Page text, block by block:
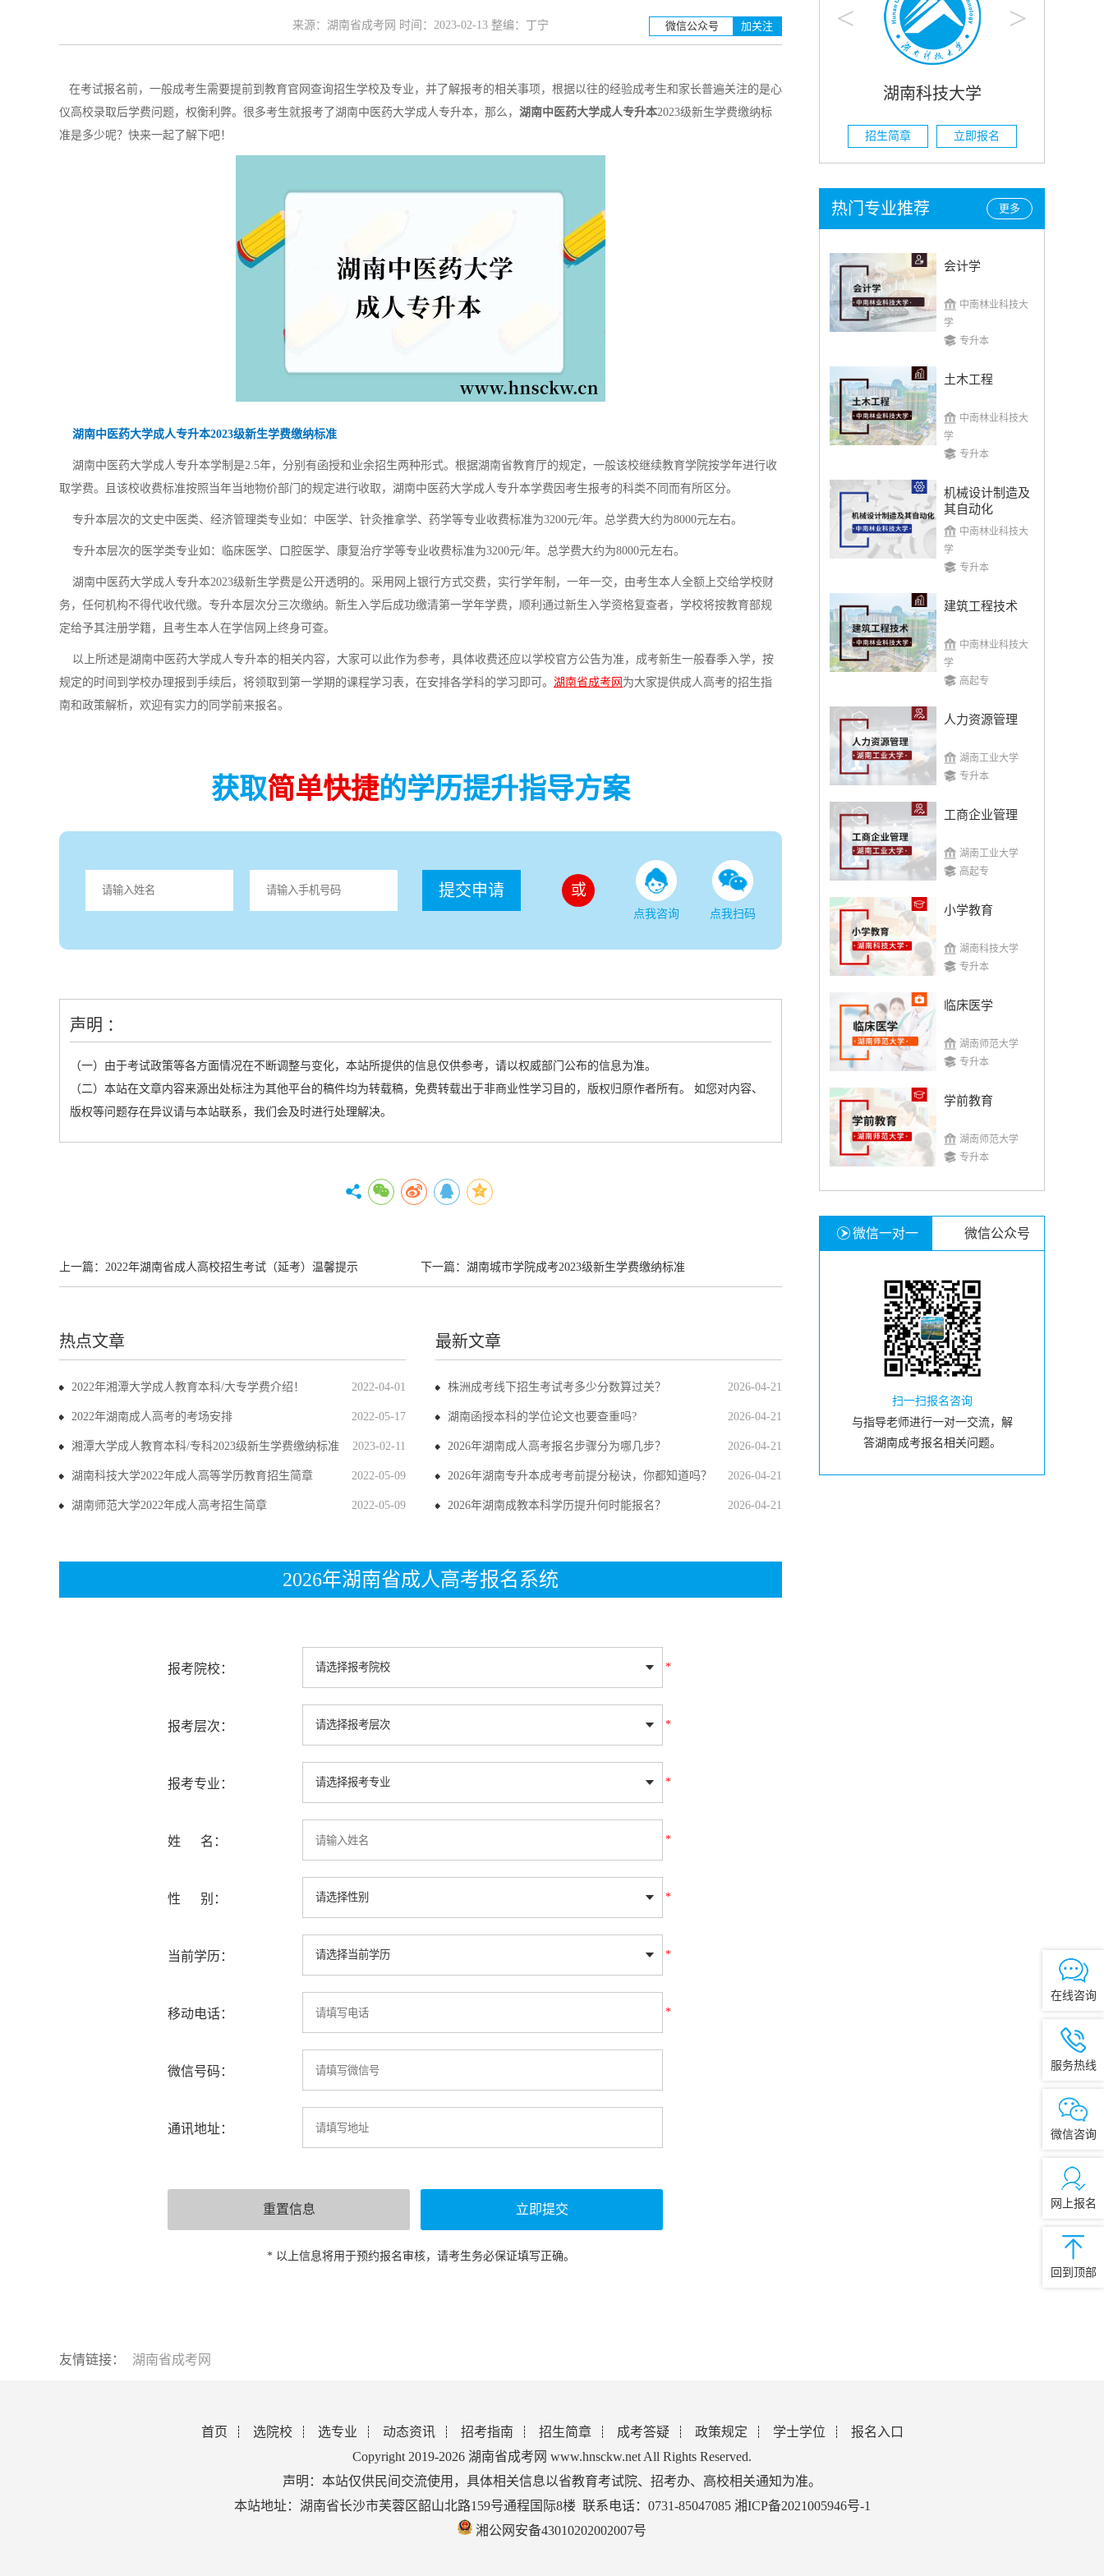
来源：湖南省成考网 时间：2023-02-13 整编：丁宁 微信公众号 加关注
在考试报名前，一般成考生需要提前到教育官网查询招生学校及专业，并了解报考的相关事项，根据以往的经验成考生和家长普遍关注的是心
仪高校录取后学费问题，权衡利弊。很多考生就报考了湖南中医药大学成人专升本，那么， 湖南中医药大学成人专升本2023级新生学费缴纳标
准是多少呢？快来一起了解下吧！
湖南中医药大学成人专升本2023级新生学费缴纳标准
湖南中医药大学成人专升本学制是2.5年，分别有函授和业余招生两种形式。根据湖南省教育厅的规定，一般该校继续教育学院按学年进行收
取学费。且该校收费标准按照当年当地物价部门的规定进行收取，湖南中医药大学成人专升本学费因考生报考的科类不同而有所区分。
专升本层次的文史中医类、经济管理类专业如：中医学、针灸推拿学、药学等专业收费标准为3200元/年。总学费大约为8000元左右。
专升本层次的医学类专业如：临床医学、口腔医学、康复治疗学等专业收费标准为3200元/年。总学费大约为8000元左右。
湖南中医药大学成人专升本2023级新生学费是公开透明的。采用网上银行方式交费，实行学年制，一年一交，由考生本人全额上交给学校财
务，任何机构不得代收代缴。专升本层次分三次缴纳。新生入学后成功缴清第一学年学费，顺利通过新生入学资格复查者，学校将按教育部规
定给予其注册学籍，且考生本人在学信网上终身可查。
以上所述是湖南中医药大学成人专升本的相关内容，大家可以此作为参考，具体收费还应以学校官方公告为准，成考新生一般春季入学，按
规定的时间到学校办理报到手续后，将领取到第一学期的课程学习表，在安排各学科的学习即可。 湖南省成考网 为大家提供成人高考的招生指
南和政策解析，欢迎有实力的同学前来报名。
获取简单快捷的学历提升指导方案
提交申请 或
点我咨询 点我扫码
声明 ：
（一）由于考试政策等各方面情况在不断调整与变化，本站所提供的信息仅供参考，请以权威部门公布的信息为准。
（二）本站在文章内容来源出处标注为其他平台的稿件均为转载稿，免费转载出于非商业性学习目的，版权归原作者所有。 如您对内容、
版权等问题存在异议请与本站联系，我们会及时进行处理解决。
上一篇： 2022年湖南省成人高校招生考试（延考）温馨提示 下一篇： 湖南城市学院成考2023级新生学费缴纳标准
热点文章
2022-04-01
2022年湘潭大学成人教育本科/大专学费介绍！
2022-05-17
2022年湖南成人高考的考场安排
2023-02-11
湘潭大学成人教育本科/专科2023级新生学费缴纳标准
2022-05-09
湖南科技大学2022年成人高等学历教育招生简章
2022-05-09
湖南师范大学2022年成人高考招生简章
最新文章
2026-04-21
株洲成考线下招生考试考多少分数算过关？
2026-04-21
湖南函授本科的学位论文也要查重吗?
2026-04-21
2026年湖南成人高考报名步骤分为哪几步？
2026-04-21
2026年湖南专升本成考考前提分秘诀，你都知道吗？
2026-04-21
2026年湖南成教本科学历提升何时能报名？
2026年湖南省成人高考报名系统
报考院校： *
报考层次： *
报考专业： *
姓 名： *
性 别： *
当前学历： *
移动电话： *
微信号码：
通讯地址：
* 以上信息将用于预约报名审核，请考生务必保证填写正确。
< >
湖南工业大学 湖南科技大学 湖南农业大学
招生简章 立即报名
更多
热门专业推荐
会计学
中南林业科技大
学
专升本
土木工程
中南林业科技大
学
专升本
机械设计制造及
其自动化
中南林业科技大
学
专升本
建筑工程技术
中南林业科技大
学
高起专
人力资源管理
湖南工业大学
专升本
工商企业管理
湖南工业大学
高起专
小学教育
湖南科技大学
专升本
临床医学
湖南师范大学
专升本
学前教育
湖南师范大学
专升本
微信一对一 微信公众号
扫一扫报名咨询
与指导老师进行一对一交流，解
答湖南成考报名相关问题。
友情链接： 湖南省成考网
首页 选院校 选专业 动态资讯 招考指南 招生简章 成考答疑 政策规定 学士学位
报名入口
Copyright 2019-2026 湖南省成考网 www.hnsckw.net All Rights Reserved.
声明：本站仅供民间交流使用，具体相关信息以省教育考试院、招考办、高校相关通知为准。
本站地址：湖南省长沙市芙蓉区韶山北路159号通程国际8楼 联系电话：0731-85047085 湘ICP备2021005946号-1
湘公网安备43010202002007号
在线咨询
服务热线
微信咨询
网上报名
回到顶部